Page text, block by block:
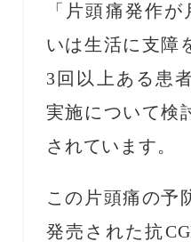
「片頭痛発作
いは生活に支障
3回以上ある患
実施について検
されています。
この片頭痛の予
発売された抗